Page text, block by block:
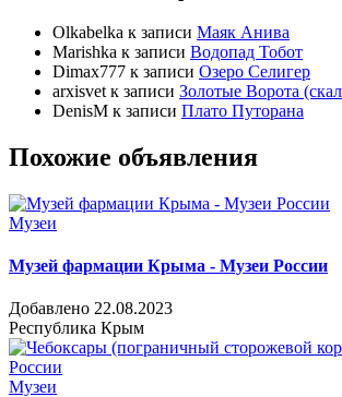
Olkabelka к записи Маяк Анива
Marishka к записи Водопад Тобот
Dimax777 к записи Озеро Селигер
arxisvet к записи Золотые Ворота
DenisM к записи Плато Путорана
Похожие объявления
Музеи
Музей фармации Крыма - Музеи России
Добавлено 22.08.2023
Республика Крым
Музеи